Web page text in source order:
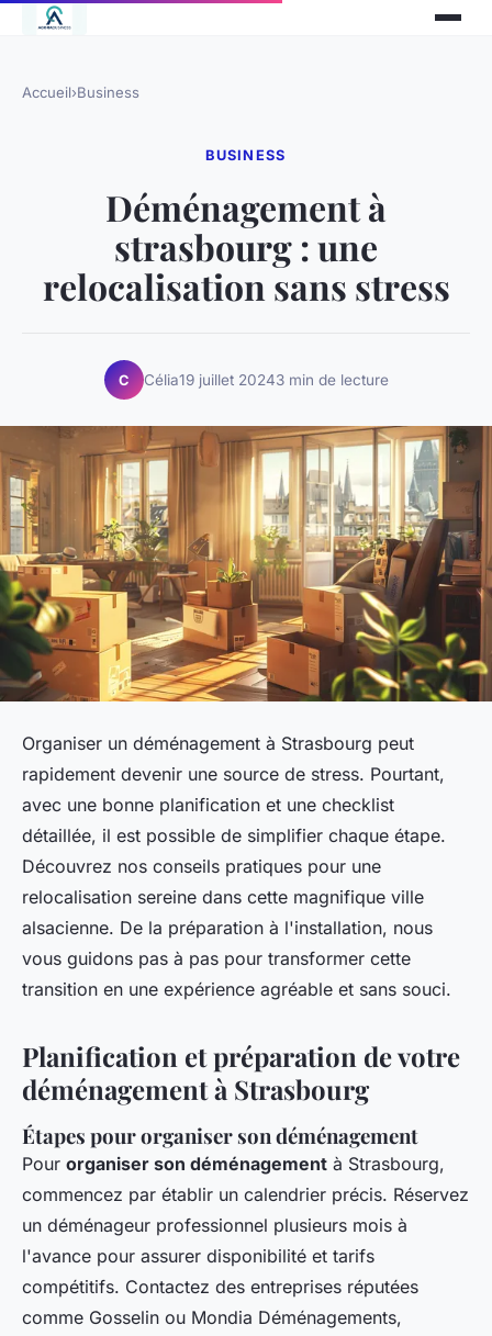
Accueil›Business
BUSINESS
Déménagement à
strasbourg : une
relocalisation sans stress
C Célia19 juillet 20243 min de lecture
Organiser un déménagement à Strasbourg peut
rapidement devenir une source de stress. Pourtant,
avec une bonne planification et une checklist
détaillée, il est possible de simplifier chaque étape.
Découvrez nos conseils pratiques pour une
relocalisation sereine dans cette magnifique ville
alsacienne. De la préparation à l'installation, nous
vous guidons pas à pas pour transformer cette
transition en une expérience agréable et sans souci.
Planification et préparation de votre
déménagement à Strasbourg
Étapes pour organiser son déménagement
Pour organiser son déménagement à Strasbourg,
commencez par établir un calendrier précis. Réservez
un déménageur professionnel plusieurs mois à
l'avance pour assurer disponibilité et tarifs
compétitifs. Contactez des entreprises réputées
comme Gosselin ou Mondia Déménagements,